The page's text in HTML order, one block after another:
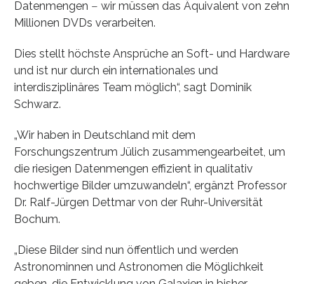
Datenmengen ‒ wir müssen das Äquivalent von zehn
Millionen DVDs verarbeiten.
Dies stellt höchste Ansprüche an Soft- und Hardware
und ist nur durch ein internationales und
interdisziplinäres Team möglich“, sagt Dominik
Schwarz.
„Wir haben in Deutschland mit dem
Forschungszentrum Jülich zusammengearbeitet, um
die riesigen Datenmengen effizient in qualitativ
hochwertige Bilder umzuwandeln“, ergänzt Professor
Dr. Ralf-Jürgen Dettmar von der Ruhr-Universität
Bochum.
„Diese Bilder sind nun öffentlich und werden
Astronominnen und Astronomen die Möglichkeit